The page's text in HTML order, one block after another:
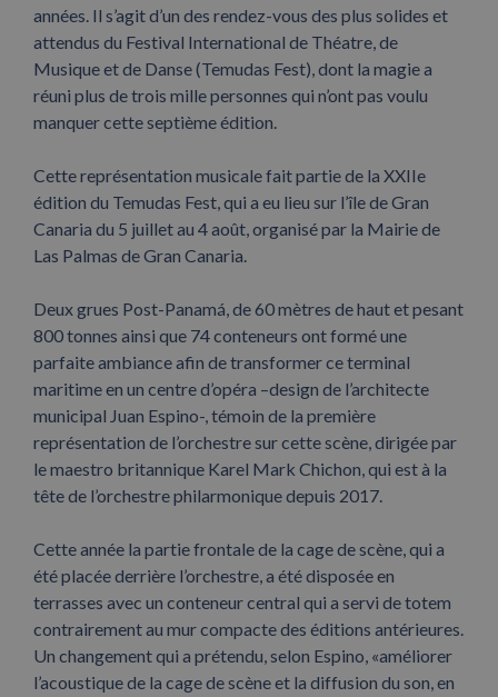
années. Il s’agit d’un des rendez-vous des plus solides et
attendus du Festival International de Théatre, de
Musique et de Danse (Temudas Fest), dont la magie a
réuni plus de trois mille personnes qui n’ont pas voulu
manquer cette septième édition.
Cette représentation musicale fait partie de la XXIIe
édition du Temudas Fest, qui a eu lieu sur l’île de Gran
Canaria du 5 juillet au 4 août, organisé par la Mairie de
Las Palmas de Gran Canaria.
Deux grues Post-Panamá, de 60 mètres de haut et pesant
800 tonnes ainsi que 74 conteneurs ont formé une
parfaite ambiance afin de transformer ce terminal
maritime en un centre d’opéra –design de l’architecte
municipal Juan Espino-, témoin de la première
représentation de l’orchestre sur cette scène, dirigée par
le maestro britannique Karel Mark Chichon, qui est à la
tête de l’orchestre philarmonique depuis 2017.
Cette année la partie frontale de la cage de scène, qui a
été placée derrière l’orchestre, a été disposée en
terrasses avec un conteneur central qui a servi de totem
contrairement au mur compacte des éditions antérieures.
Un changement qui a prétendu, selon Espino, «améliorer
l’acoustique de la cage de scène et la diffusion du son, en